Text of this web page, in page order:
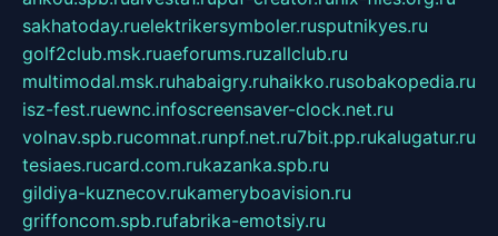
sakhatoday.ruelektrikersymboler.rusputnikyes.ru
golf2club.msk.ruaeforums.ruzallclub.ru
multimodal.msk.ruhabaigry.ruhaikko.rusobakopedia.ru
isz-fest.ruewnc.infoscreensaver-clock.net.ru
volnav.spb.rucomnat.runpf.net.ru7bit.pp.rukalugatur.ru
tesiaes.rucard.com.rukazanka.spb.ru
gildiya-kuznecov.rukameryboavision.ru
griffoncom.spb.rufabrika-emotsiy.ru